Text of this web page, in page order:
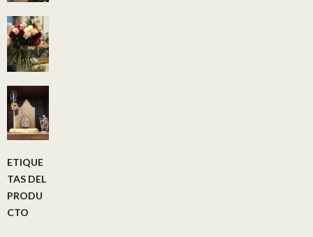
ETIQUE
TAS DEL
PRODU
CTO